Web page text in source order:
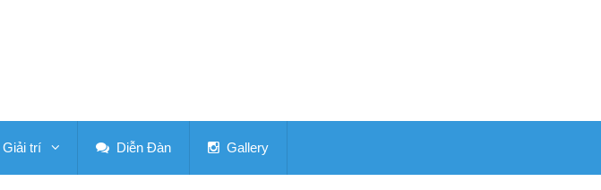
Giải trí Diễn Đàn Gallery